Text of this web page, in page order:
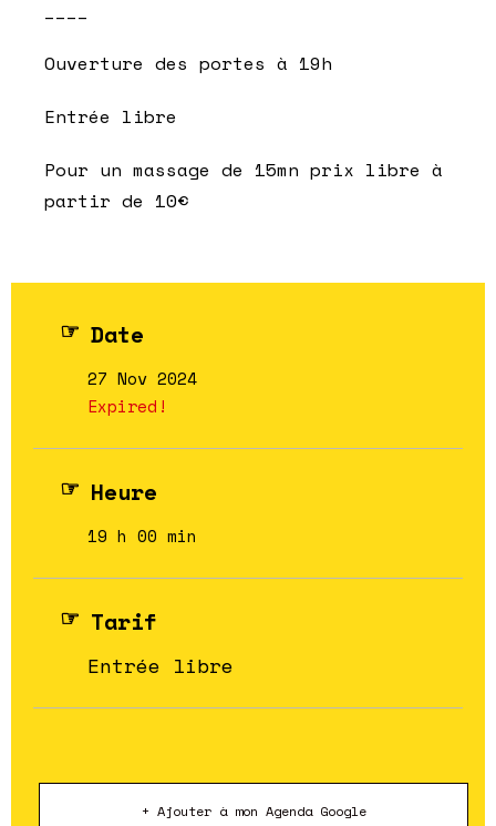
Ouverture des portes à 19h
Entrée libre
Pour un massage de 15mn prix libre à
partir de 10€
Date
27 Nov 2024
Expired!
Heure
19 h 00 min
Tarif
Entrée libre
+ Ajouter à mon Agenda Google